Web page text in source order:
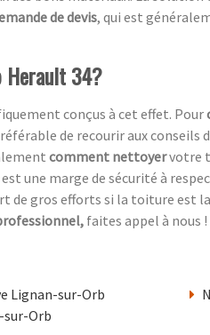
de devis, qui est
Herault 34?
conçus à cet effet. Pour
de recourir aux conseils
comment nettoyervotre
une marge de sécurité à
de gros efforts si la toiture est
faites appel à nous !
Lignan-sur-Orb
sur-Orb